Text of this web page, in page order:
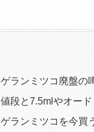
ゲランミツコ廃盤の
値段と7.5mlやオー
ゲランミツコを今買